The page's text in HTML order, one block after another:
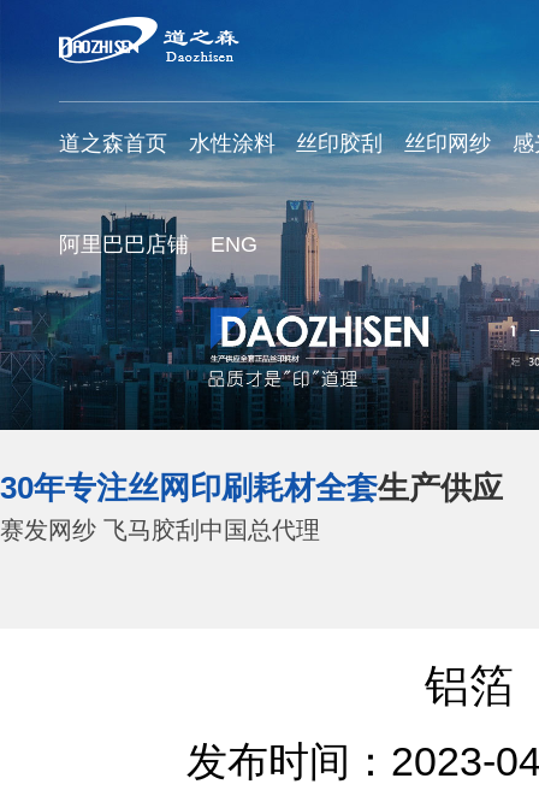
道之森首页 水性涂料 丝印胶刮 丝印网纱 感
阿里巴巴店铺 ENG
30年专注丝网印刷耗材全套生产供应
赛发网纱 飞马胶刮中国总代理
铝箔
发布时间：2023-